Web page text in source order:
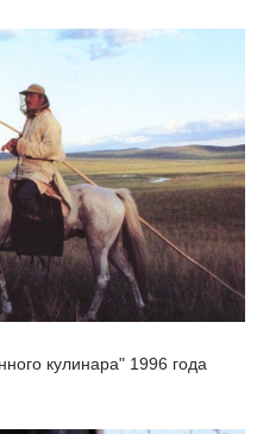
кулинара" 1996 года